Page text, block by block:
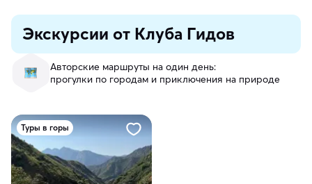
Экскурсии от Клуба Гидов
Авторские маршруты на один день:
прогулки по городам и приключения на природе
Туры в горы